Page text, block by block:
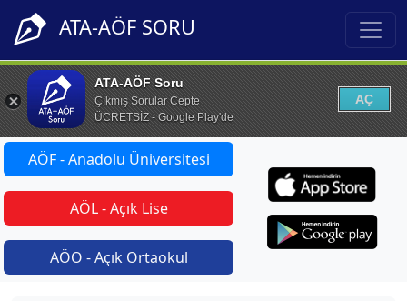
ATA-AÖF SORU
ATA-AÖF Soru
Çıkmış Sorular Cepte
ÜCRETSİZ - Google Play'de
AÇ
AÖF - Anadolu Üniversitesi
AÖL - Açık Lise
AÖO - Açık Ortaokul